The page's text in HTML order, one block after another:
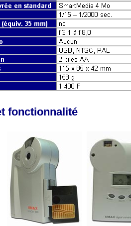
fonctionnalité